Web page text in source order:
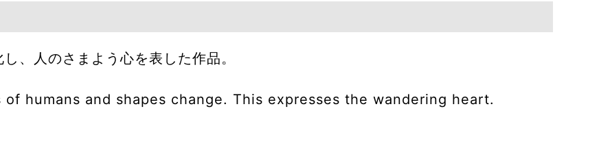
、人のさまよう心を表した作品。
humans and shapes change. This expresses the wandering heart.